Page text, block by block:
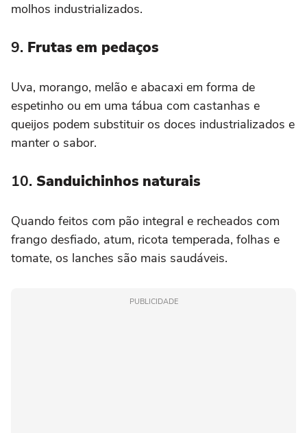
molhos industrializados.
9. Frutas em pedaços
Uva, morango, melão e abacaxi em forma de
espetinho ou em uma tábua com castanhas e
queijos podem substituir os doces industrializados e
manter o sabor.
10. Sanduichinhos naturais
Quando feitos com pão integral e recheados com
frango desfiado, atum, ricota temperada, folhas e
tomate, os lanches são mais saudáveis.
PUBLICIDADE